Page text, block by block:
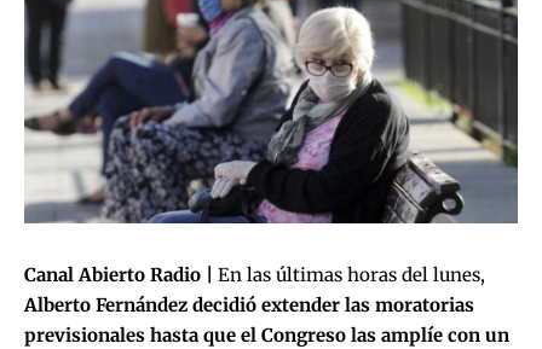
Canal Abierto Radio |
En las últimas horas del lunes,
Alberto Fernández decidió extender las moratorias
previsionales hasta que el Congreso las amplíe con un